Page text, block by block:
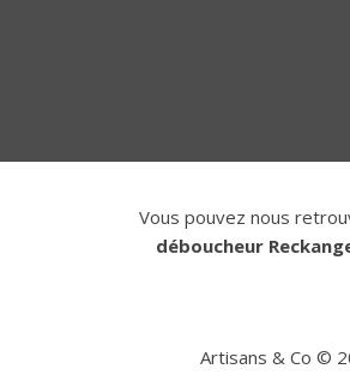
Vous pouvez nous
déboucheur
Artisans & Co ©